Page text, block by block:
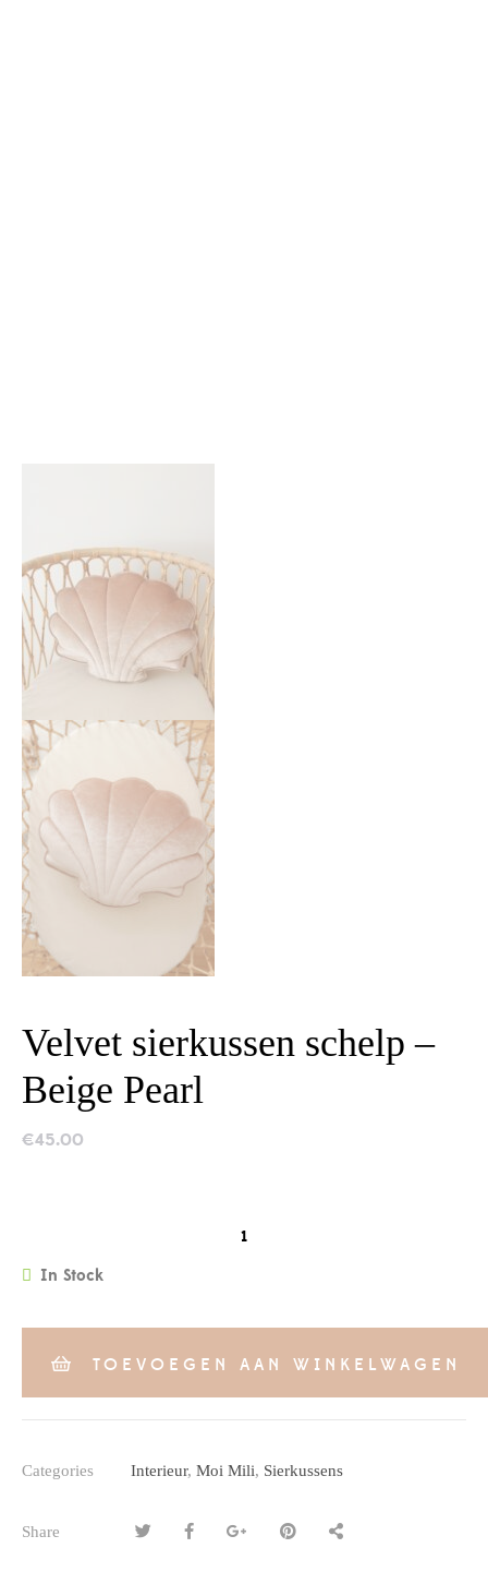
Velvet sierkussen schelp –
Beige Pearl
€45.00
In Stock
TOEVOEGEN AAN WINKELWAGEN
Categories Interieur, Moi Mili, Sierkussens
Share